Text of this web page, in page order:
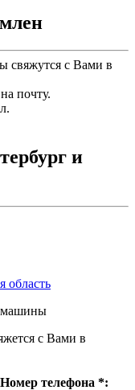
свяжутся с Вами в
почту.
и
область
машины
с Вами в
Номер телефона *: